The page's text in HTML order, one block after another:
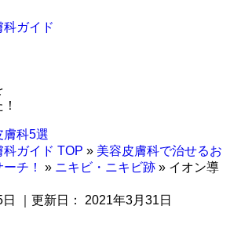
膚科5選
ガイド TOP » 美容皮膚科で治せるお
チ！
» ニキビ・ニキビ跡 » イオン導
｜更新日： 2021年3月31日